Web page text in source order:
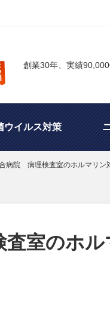
創業30年、実績
ウイルス対策
病院 病理検査室のホルマリン
室のホル